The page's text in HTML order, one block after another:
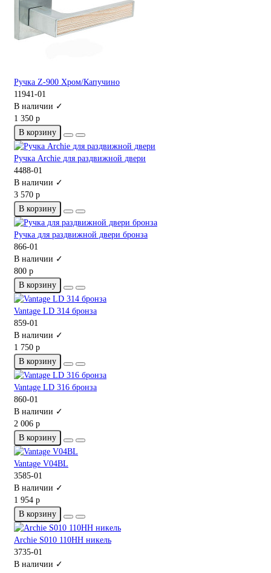
Ручка Z-900 Хром/Капучино
11941-01
В наличии ✓
1 350 р
В корзину
Ручка Archie для раздвижной двери
4488-01
В наличии ✓
3 570 р
В корзину
Ручка для раздвижной двери бронза
866-01
В наличии ✓
800 р
В корзину
Vantage LD 314 бронза
859-01
В наличии ✓
1 750 р
В корзину
Vantage LD 316 бронза
860-01
В наличии ✓
2 006 р
В корзину
Vantage V04BL
3585-01
В наличии ✓
1 954 р
В корзину
Archie S010 110HH никель
3735-01
В наличии ✓